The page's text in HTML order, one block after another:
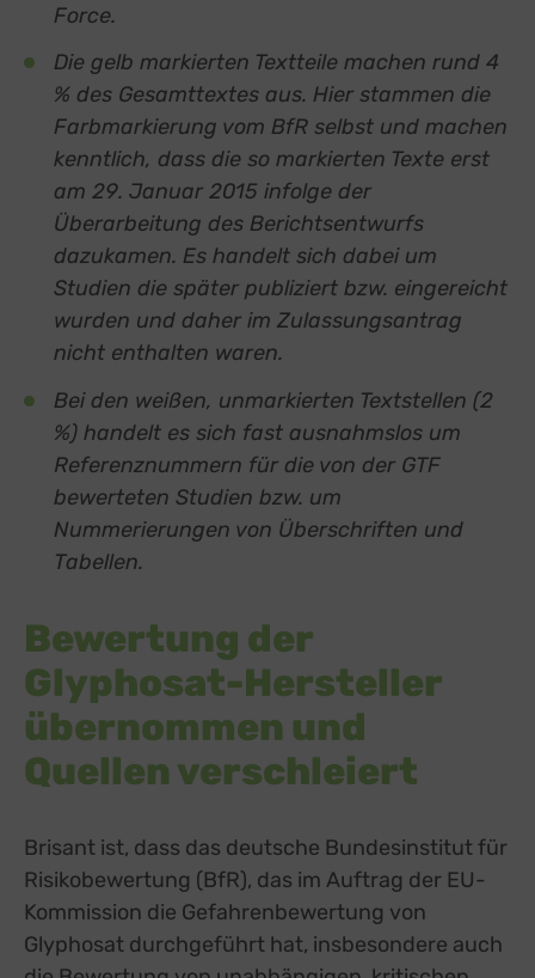
Force.
Die gelb markierten Textteile machen rund 4
% des Gesamttextes aus. Hier stammen die
Farbmarkierung vom BfR selbst und machen
kenntlich, dass die so markierten Texte erst
am 29. Januar 2015 infolge der
Überarbeitung des Berichtsentwurfs
dazukamen. Es handelt sich dabei um
Studien die später publiziert bzw. eingereicht
wurden und daher im Zulassungsantrag
nicht enthalten waren.
Bei den weißen, unmarkierten Textstellen (2
%) handelt es sich fast ausnahmslos um
Referenznummern für die von der GTF
bewerteten Studien bzw. um
Nummerierungen von Überschriften und
Tabellen.
Bewertung der
Glyphosat-Hersteller
übernommen und
Quellen verschleiert
Brisant ist, dass das deutsche Bundesinstitut für
Risikobewertung (BfR), das im Auftrag der EU-
Kommission die Gefahrenbewertung von
Glyphosat durchgeführt hat, insbesondere auch